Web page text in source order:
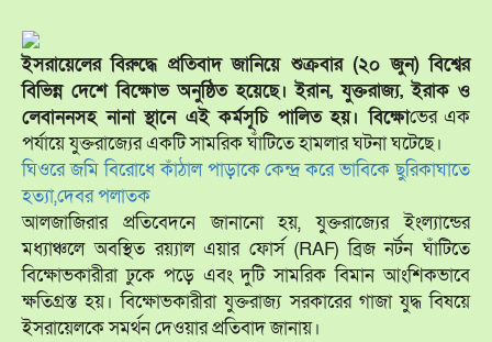
ইসরায়েলের বিরুদ্ধে প্রতিবাদ জানিয়ে শুক্রবার (২০ জুন) বিশ্বের
বিভিন্ন দেশে বিক্ষোভ অনুষ্ঠিত হয়েছে। ইরান, যুক্তরাজ্য, ইরাক ও
লেবাননসহ নানা স্থানে এই কর্মসূচি পালিত হয়। বিক্ষোভের এক
পর্যায়ে যুক্তরাজ্যের একটি সামরিক ঘাঁটিতে হামলার ঘটনা ঘটেছে।
ঘিওরে জমি বিরোধে কাঁঠাল পাড়াকে কেন্দ্র করে ভাবিকে ছুরিকাঘাতে
হত্যা,দেবর পলাতক
আলজাজিরার প্রতিবেদনে জানানো হয়, যুক্তরাজ্যের ইংল্যান্ডের
মধ্যাঞ্চলে অবস্থিত রয়্যাল এয়ার ফোর্স (RAF) ব্রিজ নর্টন ঘাঁটিতে
বিক্ষোভকারীরা ঢুকে পড়ে এবং দুটি সামরিক বিমান আংশিকভাবে
ক্ষতিগ্রস্ত হয়। বিক্ষোভকারীরা যুক্তরাজ্য সরকারের গাজা যুদ্ধ বিষয়ে
ইসরায়েলকে সমর্থন দেওয়ার প্রতিবাদ জানায়।